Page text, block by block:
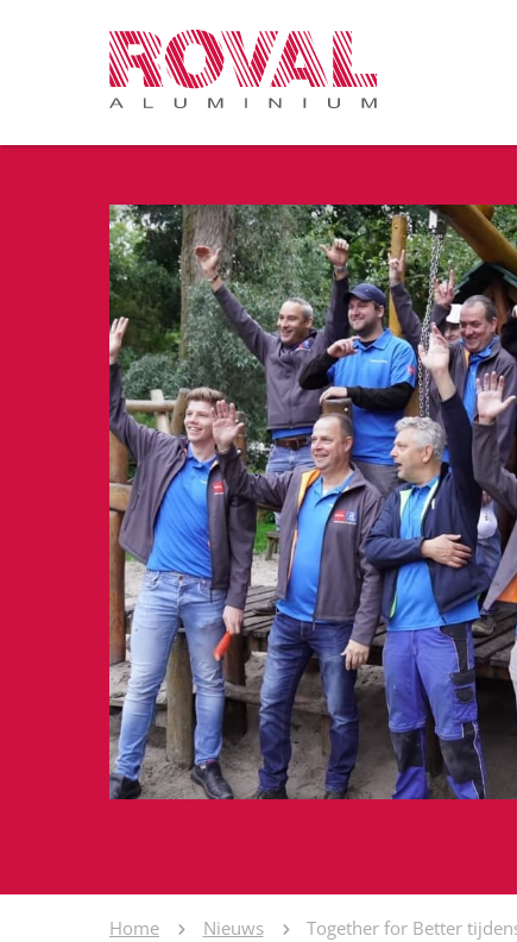
Home Nieuws Together for Better